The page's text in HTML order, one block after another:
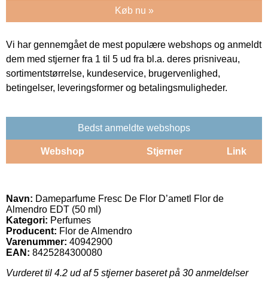
Køb nu »
Vi har gennemgået de mest populære webshops og anmeldt
dem med stjerner fra 1 til 5 ud fra bl.a. deres prisniveau,
sortimentstørrelse, kundeservice, brugervenlighed,
betingelser, leveringsformer og betalingsmuligheder.
Bedst anmeldte webshops
Webshop Stjerner Link
Navn: Dameparfume Fresc De Flor D’ametl Flor de
Almendro EDT (50 ml)
Kategori: Perfumes
Producent: Flor de Almendro
Varenummer: 40942900
EAN: 8425284300080
Vurderet til 4.2 ud af 5 stjerner baseret på 30 anmeldelser